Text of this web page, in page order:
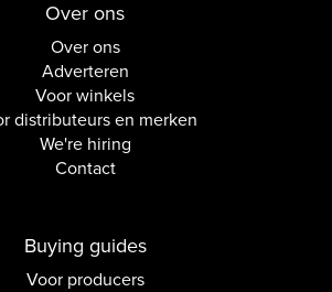
Over ons
Over ons
Adverteren
Voor winkels
distributeurs en merken
We're hiring
Contact
Buying guides
Voor producers